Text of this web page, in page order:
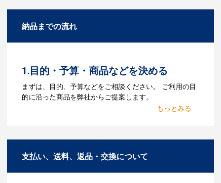
があります。Adobe illustratorのaiファイ
Q：ウェブサイトに掲載され
ていないオリジナルのノベル
タマイズが可能です。お気軽にご相談く
納品までの流れ
1.目的・予算・商品などを決める
まずは、目的、予算などをご相談ください。 ご利用の目
的に沿った商品を弊社からご提案します。
お見積を弊社からお出しします。
3.発注・データ入稿
支払い、送料、返品・交換について